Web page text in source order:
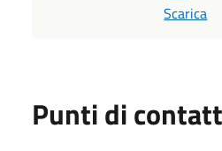
PDF
Scarica
Punti di